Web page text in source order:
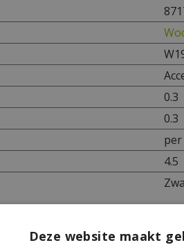
0.3
0.3
4.5
Deze website maakt